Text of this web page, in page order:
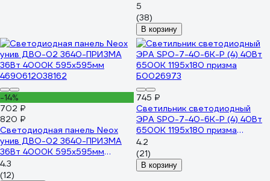
5
(38)
В корзину
-14%
702 ₽
820 ₽
Светодиодная панель Neox
унив ДВО-02 3640-ПРИЗМА
36Вт 4000К 595х595мм
4690612038162
4.3
(12)
745 ₽
Светильник светодиодный
ЭРА SPO-7-40-6K-P (4) 40Вт
6500К 1195x180 призма
Б0026973
4.2
(21)
В корзину